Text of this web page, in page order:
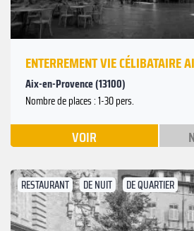
ENTERREMENT VIE CÉLIBATAIRE
Aix-en-Provence (13100)
Nombre de places : 1-30 pers.
VOIR
RESTAURANT DE NUIT DE QUARTIER